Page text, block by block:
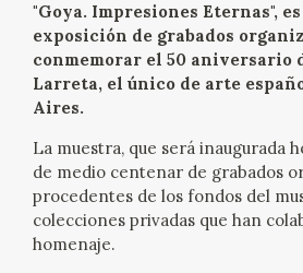
CORPORATE ACTION
CONTACT
"Goya. Impresiones Eternas",
exposición de grabados
conmemorar el 50 aniversario
Larreta, el único de arte
Aires.
La muestra, que será inaugurada
de medio centenar de grabados
procedentes de los fondos del
colecciones privadas que han
homenaje.